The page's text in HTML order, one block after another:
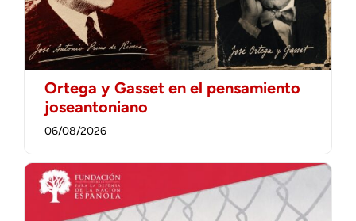
Ortega y Gasset en el pensamiento
joseantoniano
06/08/2026